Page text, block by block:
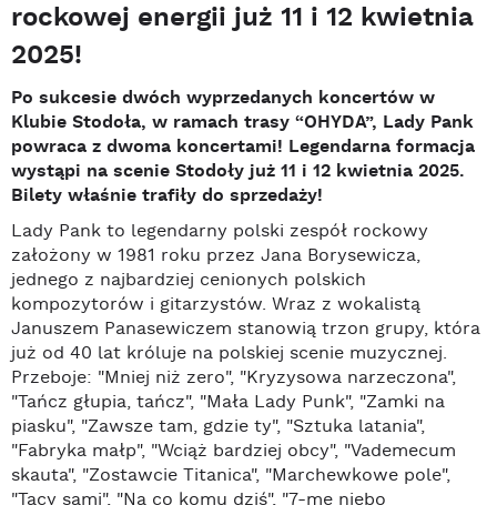
rockowej energii już 11 i 12 kwietnia
2025!
Po sukcesie dwóch wyprzedanych koncertów w
Klubie Stodoła, w ramach trasy “OHYDA”, Lady Pank
powraca z dwoma koncertami! Legendarna formacja
wystąpi na scenie Stodoły już 11 i 12 kwietnia 2025.
Bilety właśnie trafiły do sprzedaży!
Lady Pank to legendarny polski zespół rockowy
założony w 1981 roku przez Jana Borysewicza,
jednego z najbardziej cenionych polskich
kompozytorów i gitarzystów. Wraz z wokalistą
Januszem Panasewiczem stanowią trzon grupy, która
już od 40 lat króluje na polskiej scenie muzycznej.
Przeboje: "Mniej niż zero", "Kryzysowa narzeczona",
"Tańcz głupia, tańcz", "Mała Lady Punk", "Zamki na
piasku", "Zawsze tam, gdzie ty", "Sztuka latania",
"Fabryka małp", "Wciąż bardziej obcy", "Vademecum
skauta", "Zostawcie Titanica", "Marchewkowe pole",